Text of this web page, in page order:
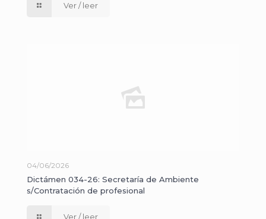
Ver / leer
04/06/2026
Dictámen 034-26: Secretaría de Ambiente
s/Contratación de profesional
Ver / leer